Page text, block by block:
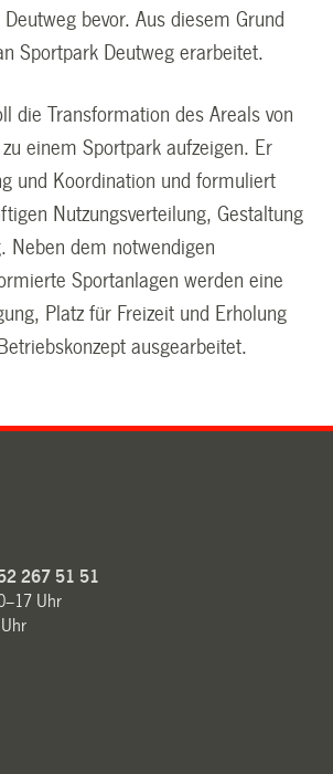
bevor. Aus diesem Grund
Sportpark Deutweg erarbeitet.
die Transformation des Areals von
einem Sportpark aufzeigen. Er
und Koordination und formuliert
Nutzungsverteilung, Gestaltung
Neben dem notwendigen
Sportanlagen werden eine
Platz für Freizeit und Erholung
ausgearbeitet.
267 51 51
Uhr